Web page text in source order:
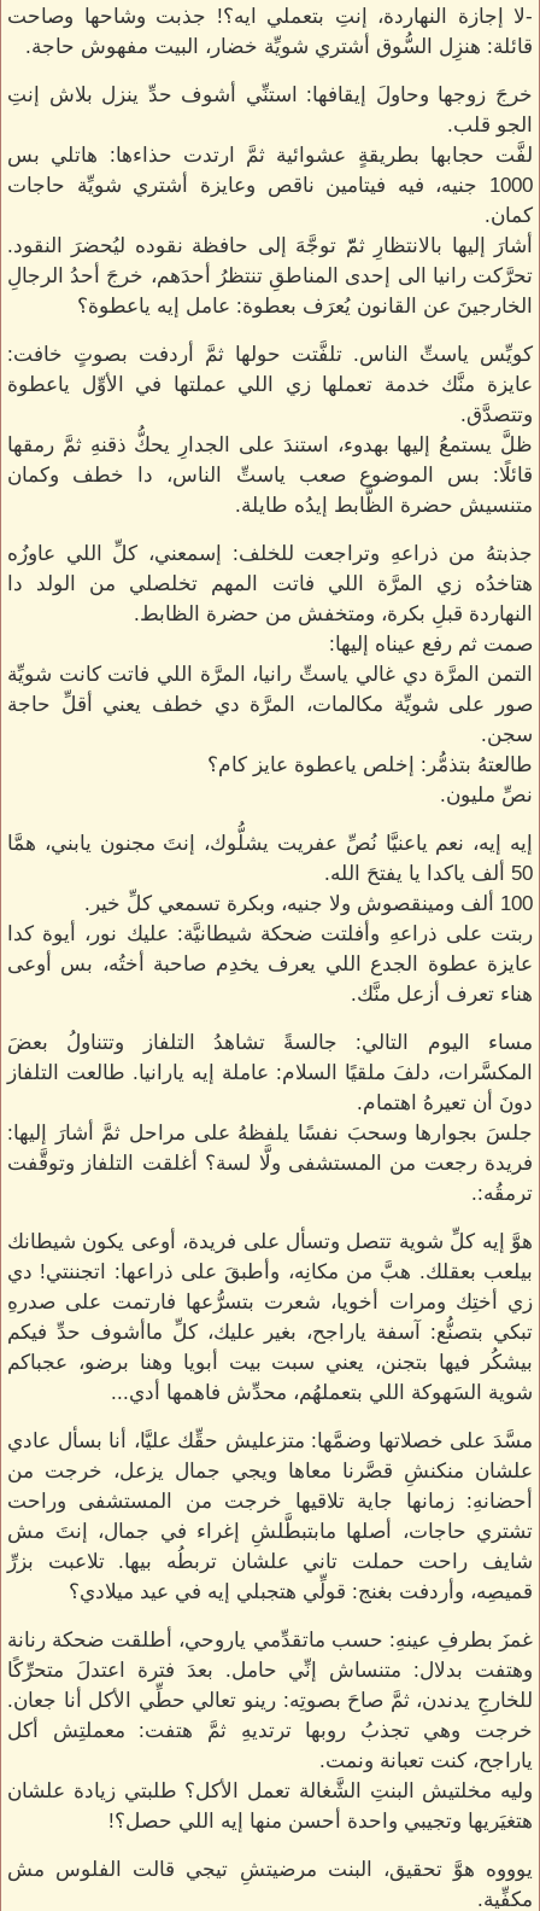
-لا إجازة النهاردة، إنتِ بتعملي ايه؟! جذبت وشاحها وصاحت
قائلة: هنزِل السُّوق أشتري شويِّة خضار، البيت مفهوش حاجة.
خرجَ زوجها وحاولَ إيقافها: استنِّي أشوف حدِّ ينزل بلاش إنتِ
الجو قلب.
لفَّت حجابها بطريقةٍ عشوائية ثمَّ ارتدت حذاءها: هاتلي بس
1000 جنيه، فيه فيتامين ناقص وعايزة أشتري شويِّة حاجات
كمان.
أشارَ إليها بالانتظارِ ثمّّ توجَّهَ إلى حافظة نقوده ليُحضرَ النقود.
تحرَّكت رانيا الى إحدى المناطقِ تنتظرُ أحدَهم، خرجَ أحدُ الرجالِ
الخارجينَ عن القانون يُعرَف بعطوة: عامل إيه ياعطوة؟
كويِّس ياستِّ الناس. تلفَّتت حولها ثمَّ أردفت بصوتٍ خافت:
عايزة منَّك خدمة تعملها زي اللي عملتها في الأوِّل ياعطوة
وتتصدَّق.
ظلَّ يستمعُ إليها بهدوء، استندَ على الجدارِ يحكُّ ذقنهِ ثمَّ رمقها
قائلًا: بس الموضوع صعب ياستِّ الناس، دا خطف وكمان
متنسيش حضرة الظَّابط إيدُه طايلة.
جذبتهُ من ذراعهِ وتراجعت للخلف: إسمعني، كلِّ اللي عاوزُه
هتاخدُه زي المرَّة اللي فاتت المهم تخلصلي من الولد دا
النهاردة قبلِ بكرة، ومتخفش من حضرة الظابط.
صمت ثم رفع عيناه إليها:
التمن المرَّة دي غالي ياستِّ رانيا، المرَّة اللي فاتت كانت شويِّة
صور على شويِّة مكالمات، المرَّة دي خطف يعني أقلِّ حاجة
سجن.
طالعتهُ بتذمُّر: إخلص ياعطوة عايز كام؟
نصِّ مليون.
إيه إيه، نعم ياعنيَّا نُصِّ عفريت يشلُّوك، إنتَ مجنون يابني، همَّا
50 ألف ياكدا يا يفتحَ الله.
100 ألف ومينقصوش ولا جنيه، وبكرة تسمعي كلِّ خير.
ربتت على ذراعهِ وأفلتت ضحكة شيطانيَّة: عليك نور، أيوة كدا
عايزة عطوة الجدع اللي يعرف يخدِم صاحبة أختُه، بس أوعى
هناء تعرف أزعل منَّك.
مساء اليوم التالي: جالسةً تشاهدُ التلفاز وتتناولُ بعضَ
المكسَّرات، دلفَ ملقيًا السلام: عاملة إيه يارانيا. طالعت التلفاز
دونَ أن تعيرهُ اهتمام.
جلسَ بجوارها وسحبَ نفسًا يلفظهُ على مراحل ثمَّ أشارَ إليها:
فريدة رجعت من المستشفى ولَّا لسة؟ أغلقت التلفاز وتوقَّفت
ترمقُه:.
هوَّ إيه كلِّ شوية تتصل وتسأل على فريدة، أوعى يكون شيطانك
بيلعب بعقلك. هبَّ من مكانِه، وأطبقَ على ذراعها: اتجننتي! دي
زي أختِك ومرات أخويا، شعرت بتسرُّعها فارتمت على صدرهِ
تبكي بتصنُّع: آسفة ياراجح، بغير عليك، كلِّ ماأشوف حدِّ فيكم
بيشكُر فيها بتجنن، يعني سبت بيت أبويا وهنا برضو، عجباكم
شوية السَهوكة اللي بتعملهُم، محدِّش فاهمها أدي...
مسَّدَ على خصلاتها وضمَّها: متزعليش حقِّك عليَّا، أنا بسأل عادي
علشان منكنشِ قصَّرنا معاها ويجي جمال يزعل، خرجت من
أحضانهِ: زمانها جاية تلاقيها خرجت من المستشفى وراحت
تشتري حاجات، أصلها مابتبطَّلشِ إغراء في جمال، إنتَ مش
شايف راحت حملت تاني علشان تربطُه بيها. تلاعبت بزرِّ
قميصِه، وأردفت بغنج: قولِّي هتجبلي إيه في عيد ميلادي؟
غمزَ بطرفِ عينهِ: حسب ماتقدِّمي ياروحي، أطلقت ضحكة رنانة
وهتفت بدلال: متنساش إنِّي حامل. بعدَ فترة اعتدلَ متحرِّكًا
للخارجِ يدندن، ثمَّ صاحَ بصوتِه: رينو تعالي حطِّي الأكل أنا جعان.
خرجت وهي تجذبُ روبها ترتديهِ ثمَّ هتفت: معملتِش أكل
ياراجح، كنت تعبانة ونمت.
وليه مخلتيش البنتِ الشَّغالة تعمل الأكل؟ طلبتي زيادة علشان
هتغيَريها وتجيبي واحدة أحسن منها إيه اللي حصل؟!
يوووه هوَّ تحقيق، البنت مرضيتشِ تيجي قالت الفلوس مش
مكفِّية.